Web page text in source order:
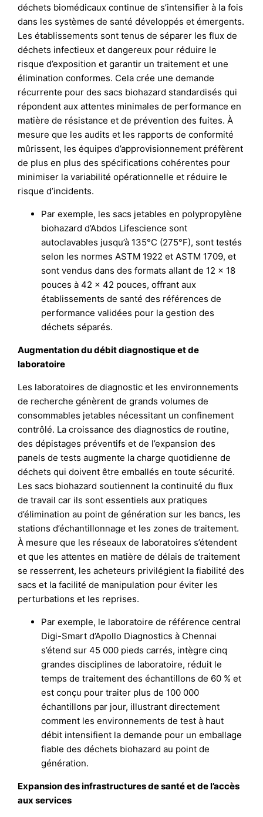
déchets biomédicaux continue de s’intensifier à la fois
dans les systèmes de santé développés et émergents.
Les établissements sont tenus de séparer les flux de
déchets infectieux et dangereux pour réduire le
risque d’exposition et garantir un traitement et une
élimination conformes. Cela crée une demande
récurrente pour des sacs biohazard standardisés qui
répondent aux attentes minimales de performance en
matière de résistance et de prévention des fuites. À
mesure que les audits et les rapports de conformité
mûrissent, les équipes d’approvisionnement préfèrent
de plus en plus des spécifications cohérentes pour
minimiser la variabilité opérationnelle et réduire le
risque d’incidents.
Par exemple, les sacs jetables en polypropylène
biohazard d’Abdos Lifescience sont
autoclavables jusqu’à 135°C (275°F), sont testés
selon les normes ASTM 1922 et ASTM 1709, et
sont vendus dans des formats allant de 12 x 18
pouces à 42 x 42 pouces, offrant aux
établissements de santé des références de
performance validées pour la gestion des
déchets séparés.
Augmentation du débit diagnostique et de
laboratoire
Les laboratoires de diagnostic et les environnements
de recherche génèrent de grands volumes de
consommables jetables nécessitant un confinement
contrôlé. La croissance des diagnostics de routine,
des dépistages préventifs et de l’expansion des
panels de tests augmente la charge quotidienne de
déchets qui doivent être emballés en toute sécurité.
Les sacs biohazard soutiennent la continuité du flux
de travail car ils sont essentiels aux pratiques
d’élimination au point de génération sur les bancs, les
stations d’échantillonnage et les zones de traitement.
À mesure que les réseaux de laboratoires s’étendent
et que les attentes en matière de délais de traitement
se resserrent, les acheteurs privilégient la fiabilité des
sacs et la facilité de manipulation pour éviter les
perturbations et les reprises.
Par exemple, le laboratoire de référence central
Digi-Smart d’Apollo Diagnostics à Chennai
s’étend sur 45 000 pieds carrés, intègre cinq
grandes disciplines de laboratoire, réduit le
temps de traitement des échantillons de 60 % et
est conçu pour traiter plus de 100 000
échantillons par jour, illustrant directement
comment les environnements de test à haut
débit intensifient la demande pour un emballage
fiable des déchets biohazard au point de
génération.
Expansion des infrastructures de santé et de l’accès
aux services